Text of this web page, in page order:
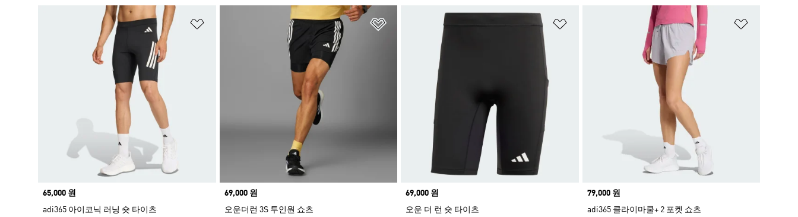
Price
65,000 원
adi365 아이코닉 러닝 숏 타이츠
위시리스트 담기
Price
69,000 원
오운더런 3S 투인원 쇼츠
Price
69,000 원
오운 더 런 숏 타이츠
Price
79,000 원
adi365 클라이마쿨+ 2 포켓 쇼츠